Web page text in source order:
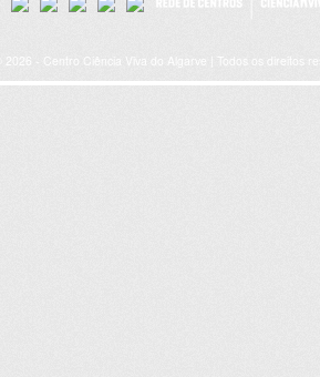
© 2026 - Centro Ciência Viva do Algarve | Todos os direitos